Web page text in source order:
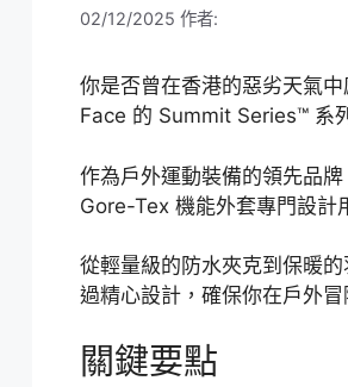
02/12/2025 作者:
你是否曾在香港的惡劣天氣
Face 的 Summit Series™ 系
作為戶外運動裝備的領先品牌
Gore-Tex 機能外套專門設計
從輕量級的防水夾克到保暖的
過精心設計，確保你在戶外
關鍵要點